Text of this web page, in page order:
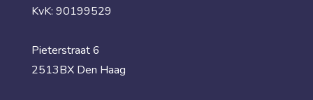
KvK: 90199529
Pieterstraat 6
2513BX Den Haag